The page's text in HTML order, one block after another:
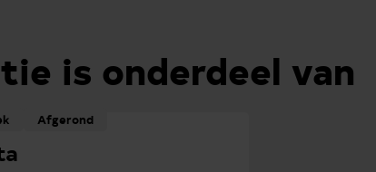
is onderdeel van
Afgerond